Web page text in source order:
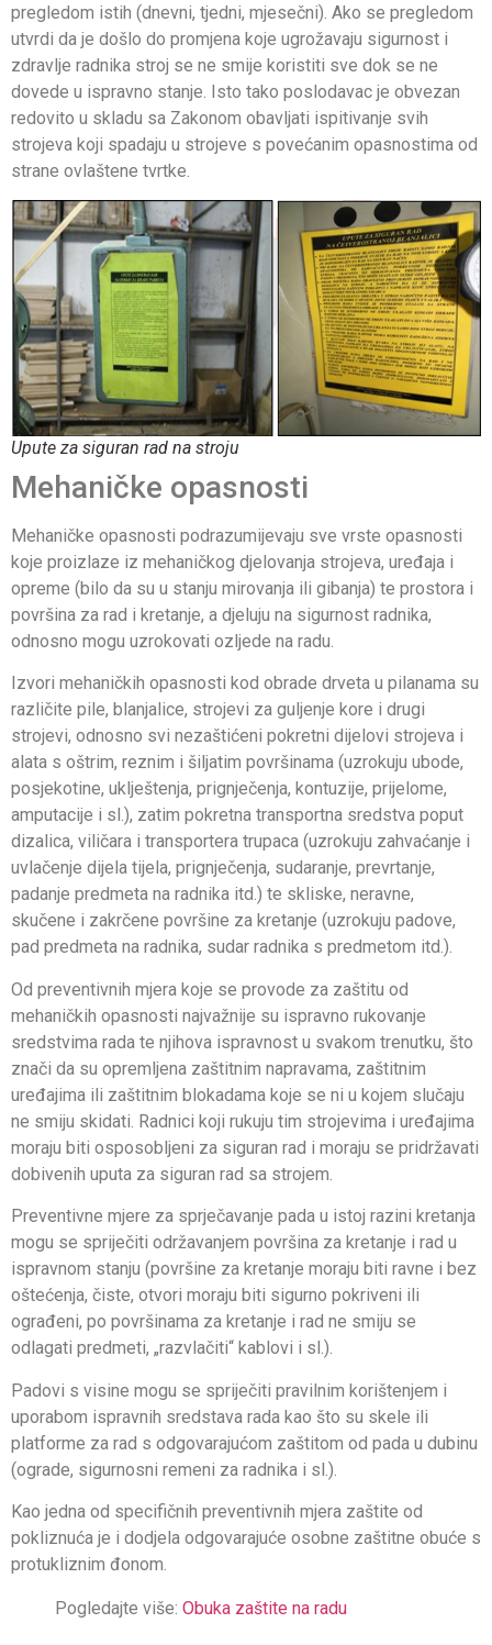
pregledom istih (dnevni, tjedni, mjesečni). Ako se pregledom
utvrdi da je došlo do promjena koje ugrožavaju sigurnost i
zdravlje radnika stroj se ne smije koristiti sve dok se ne
dovede u ispravno stanje. Isto tako poslodavac je obvezan
redovito u skladu sa Zakonom obavljati ispitivanje svih
strojeva koji spadaju u strojeve s povećanim opasnostima od
strane ovlaštene tvrtke.
Upute za siguran rad na stroju
Mehaničke opasnosti
Mehaničke opasnosti podrazumijevaju sve vrste opasnosti
koje proizlaze iz mehaničkog djelovanja strojeva, uređaja i
opreme (bilo da su u stanju mirovanja ili gibanja) te prostora i
površina za rad i kretanje, a djeluju na sigurnost radnika,
odnosno mogu uzrokovati ozljede na radu.
Izvori mehaničkih opasnosti kod obrade drveta u pilanama su
različite pile, blanjalice, strojevi za guljenje kore i drugi
strojevi, odnosno svi nezaštićeni pokretni dijelovi strojeva i
alata s oštrim, reznim i šiljatim površinama (uzrokuju ubode,
posjekotine, uklještenja, prignječenja, kontuzije, prijelome,
amputacije i sl.), zatim pokretna transportna sredstva poput
dizalica, viličara i transportera trupaca (uzrokuju zahvaćanje i
uvlačenje dijela tijela, prignječenja, sudaranje, prevrtanje,
padanje predmeta na radnika itd.) te skliske, neravne,
skučene i zakrčene površine za kretanje (uzrokuju padove,
pad predmeta na radnika, sudar radnika s predmetom itd.).
Od preventivnih mjera koje se provode za zaštitu od
mehaničkih opasnosti najvažnije su ispravno rukovanje
sredstvima rada te njihova ispravnost u svakom trenutku, što
znači da su opremljena zaštitnim napravama, zaštitnim
uređajima ili zaštitnim blokadama koje se ni u kojem slučaju
ne smiju skidati. Radnici koji rukuju tim strojevima i uređajima
moraju biti osposobljeni za siguran rad i moraju se pridržavati
dobivenih uputa za siguran rad sa strojem.
Preventivne mjere za sprječavanje pada u istoj razini kretanja
mogu se spriječiti održavanjem površina za kretanje i rad u
ispravnom stanju (površine za kretanje moraju biti ravne i bez
oštećenja, čiste, otvori moraju biti sigurno pokriveni ili
ograđeni, po površinama za kretanje i rad ne smiju se
odlagati predmeti, „razvlačiti“ kablovi i sl.).
Padovi s visine mogu se spriječiti pravilnim korištenjem i
uporabom ispravnih sredstava rada kao što su skele ili
platforme za rad s odgovarajućom zaštitom od pada u dubinu
(ograde, sigurnosni remeni za radnika i sl.).
Kao jedna od specifičnih preventivnih mjera zaštite od
pokliznuća je i dodjela odgovarajuće osobne zaštitne obuće s
protukliznim đonom.
Pogledajte više: Obuka zaštite na radu